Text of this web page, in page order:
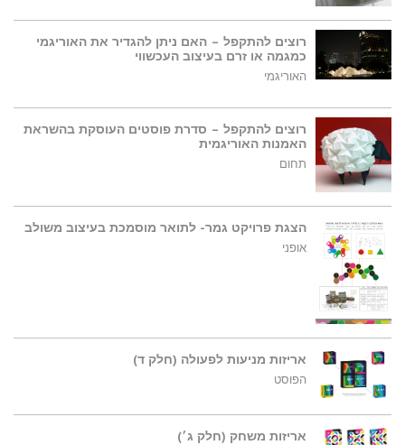
רוצים להתקפל – האם ניתן להגדיר את האוריגמי
כמגמה או זרם בעיצוב העכשווי
האוריגמי
רוצים להתקפל – סדרת פוסטים העוסקת בהשראת
האמנות האוריגמית
תחום
הצגת פרויקט גמר- לתואר מוסמכת בעיצוב משולב
אופני
אריזות מניעות לפעולה (חלק ד)
הפוסט
אריזות משחק (חלק ג׳)